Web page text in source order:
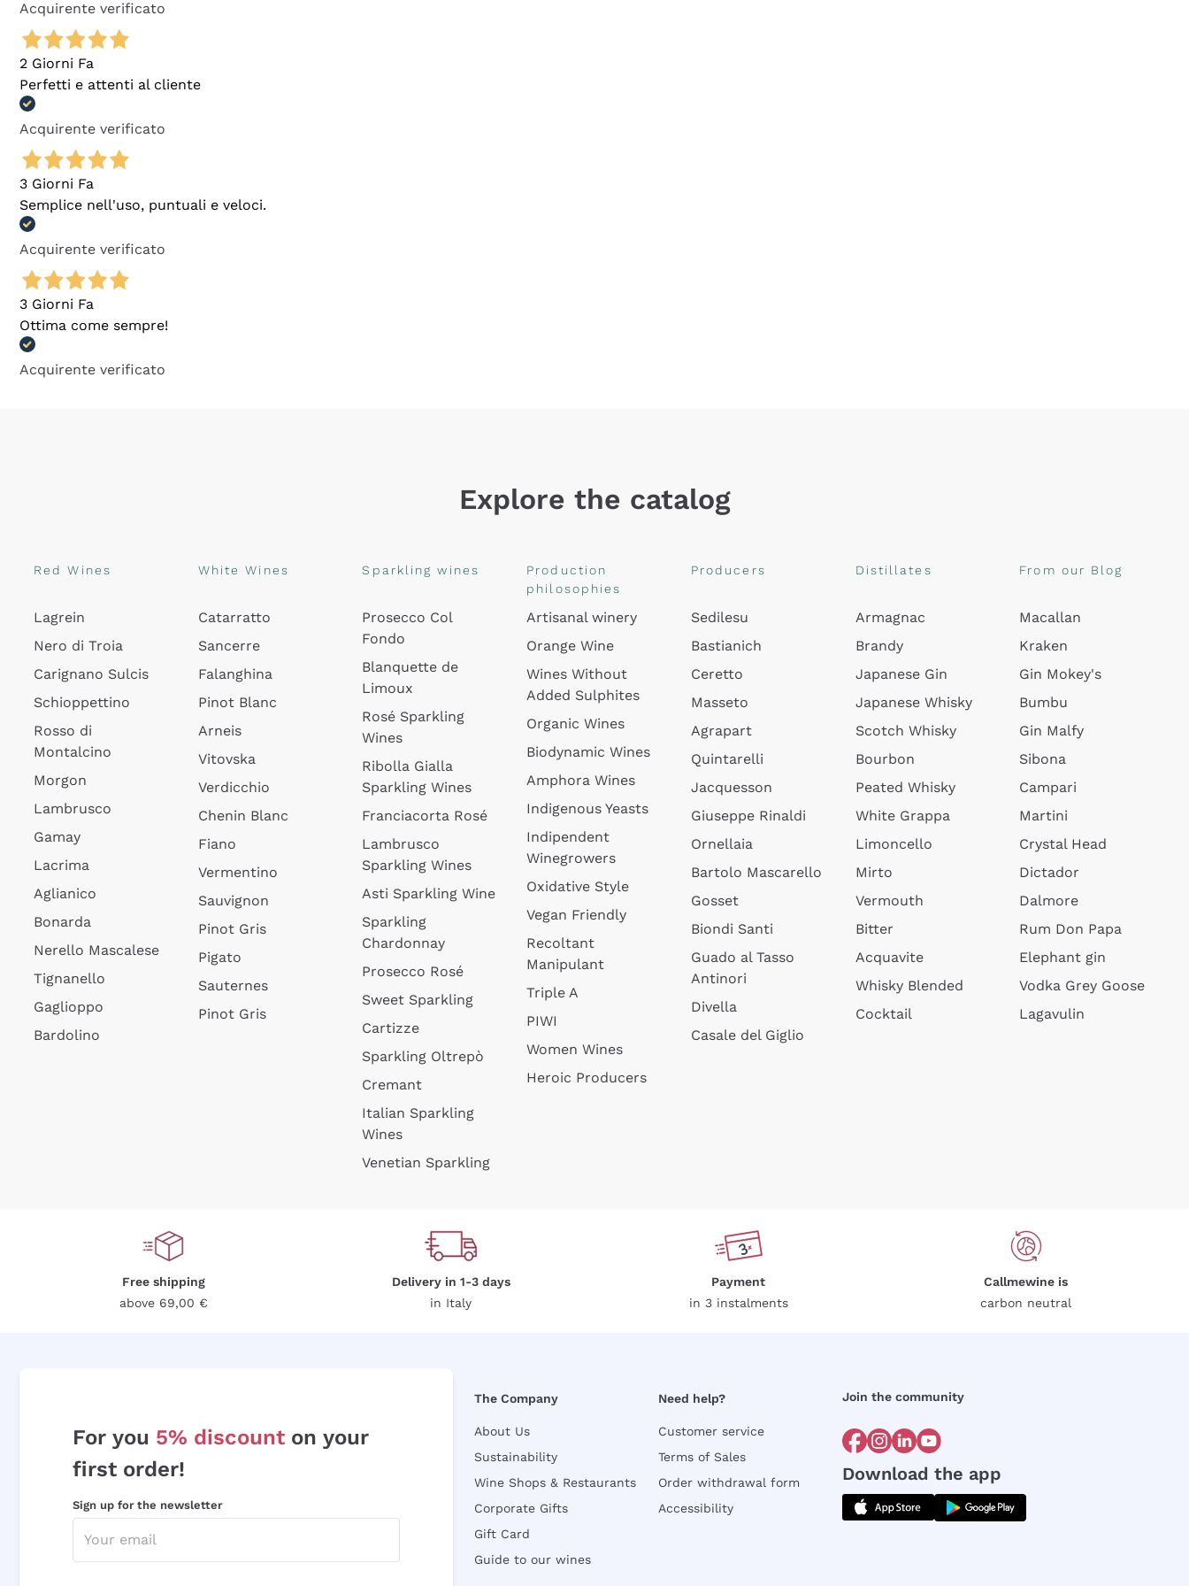
Acquirente verificato
2 Giorni Fa
Perfetti e attenti al cliente
Acquirente verificato
3 Giorni Fa
Semplice nell'uso, puntuali e veloci.
Acquirente verificato
3 Giorni Fa
Ottima come sempre!
Acquirente verificato
Explore the catalog
Red Wines
Lagrein
Nero di Troia
Carignano Sulcis
Schioppettino
Rosso di
Montalcino
Morgon
Lambrusco
Gamay
Lacrima
Aglianico
Bonarda
Nerello Mascalese
Tignanello
Gaglioppo
Bardolino
White Wines
Catarratto
Sancerre
Falanghina
Pinot Blanc
Arneis
Vitovska
Verdicchio
Chenin Blanc
Fiano
Vermentino
Sauvignon
Pinot Gris
Pigato
Sauternes
Pinot Gris
Sparkling wines
Prosecco Col
Fondo
Blanquette de
Limoux
Rosé Sparkling
Wines
Ribolla Gialla
Sparkling Wines
Franciacorta Rosé
Lambrusco
Sparkling Wines
Asti Sparkling Wine
Sparkling
Chardonnay
Prosecco Rosé
Sweet Sparkling
Cartizze
Sparkling Oltrepò
Cremant
Italian Sparkling
Wines
Venetian Sparkling
Production
philosophies
Artisanal winery
Orange Wine
Wines Without
Added Sulphites
Organic Wines
Biodynamic Wines
Amphora Wines
Indigenous Yeasts
Indipendent
Winegrowers
Oxidative Style
Vegan Friendly
Recoltant
Manipulant
Triple A
PIWI
Women Wines
Heroic Producers
Producers
Sedilesu
Bastianich
Ceretto
Masseto
Agrapart
Quintarelli
Jacquesson
Giuseppe Rinaldi
Ornellaia
Bartolo Mascarello
Gosset
Biondi Santi
Guado al Tasso
Antinori
Divella
Casale del Giglio
Distillates
Armagnac
Brandy
Japanese Gin
Japanese Whisky
Scotch Whisky
Bourbon
Peated Whisky
White Grappa
Limoncello
Mirto
Vermouth
Bitter
Acquavite
Whisky Blended
Cocktail
From our Blog
Macallan
Kraken
Gin Mokey's
Bumbu
Gin Malfy
Sibona
Campari
Martini
Crystal Head
Dictador
Dalmore
Rum Don Papa
Elephant gin
Vodka Grey Goose
Lagavulin
Free shipping
above 69,00 €
Delivery in 1-3 days
in Italy
Payment
in 3 instalments
Callmewine is
carbon neutral
For you 5% discount on your
first order!
Sign up for the newsletter
The Company
About Us
Sustainability
Wine Shops & Restaurants
Corporate Gifts
Gift Card
Guide to our wines
Need help?
Customer service
Terms of Sales
Order withdrawal form
Accessibility
Join the community
Download the app